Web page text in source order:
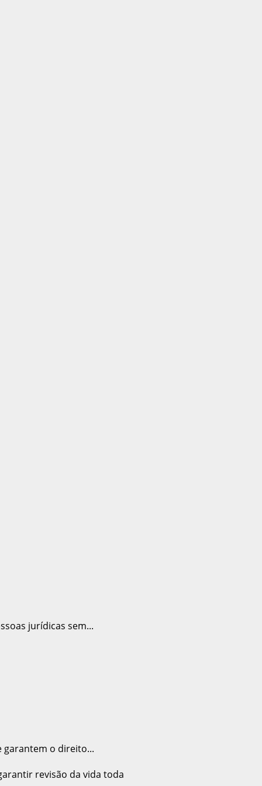
jurídicas sem...
garantem o direito...